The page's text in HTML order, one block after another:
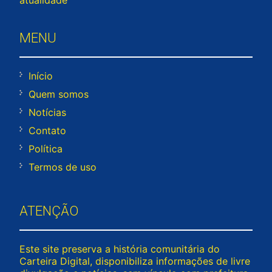
MENU
Início
Quem somos
Notícias
Contato
Política
Termos de uso
ATENÇÃO
Este site preserva a história comunitária do
Carteira Digital, disponibiliza informações de livre